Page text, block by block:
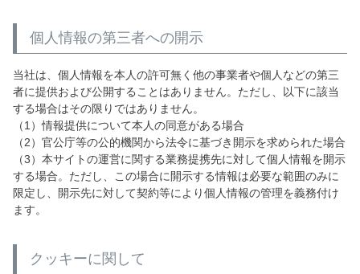
個人情報の第三者への開示
当社は、個人情報を本人の許可無く他の事業者や個人などの第三
者に提供および公開することはありません。ただし、以下に該当
する場合はその限りではありません。
（1）情報提供について本人の同意がある場合
（2）官公庁等の公的機関から法令に基づき開示を求められた場合
（3）本サイトの運営に関する業務提携先に対して個人情報を開示
する場合。ただし、この場合に開示する情報は必要な範囲のみに
限定し、開示先に対して契約等により個人情報の管理を義務付け
ます。
クッキーに関して